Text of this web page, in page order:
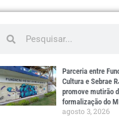
Parceria entre
Cultura e Sebrae
promove mutirão
formalização do
agosto 3, 2026